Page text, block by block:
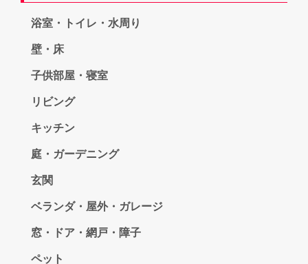
浴室・トイレ・水周り
壁・床
子供部屋・寝室
リビング
キッチン
庭・ガーデニング
玄関
ベランダ・屋外・ガレージ
窓・ドア・網戸・障子
ペット